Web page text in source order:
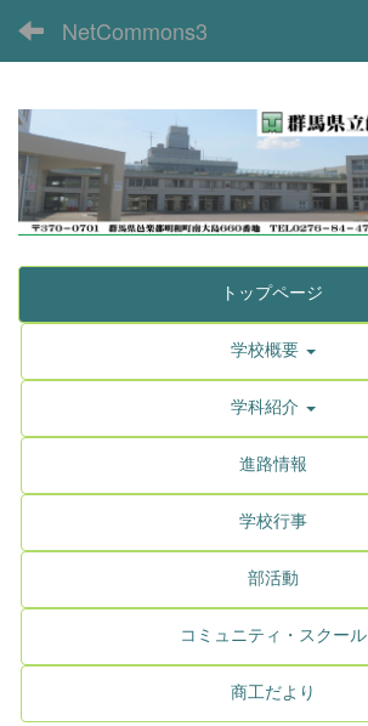
NetCommons3
トップページ
学校概要
学科紹介
進路情報
学校行事
部活動
コミュニティ・スクール
商工だより